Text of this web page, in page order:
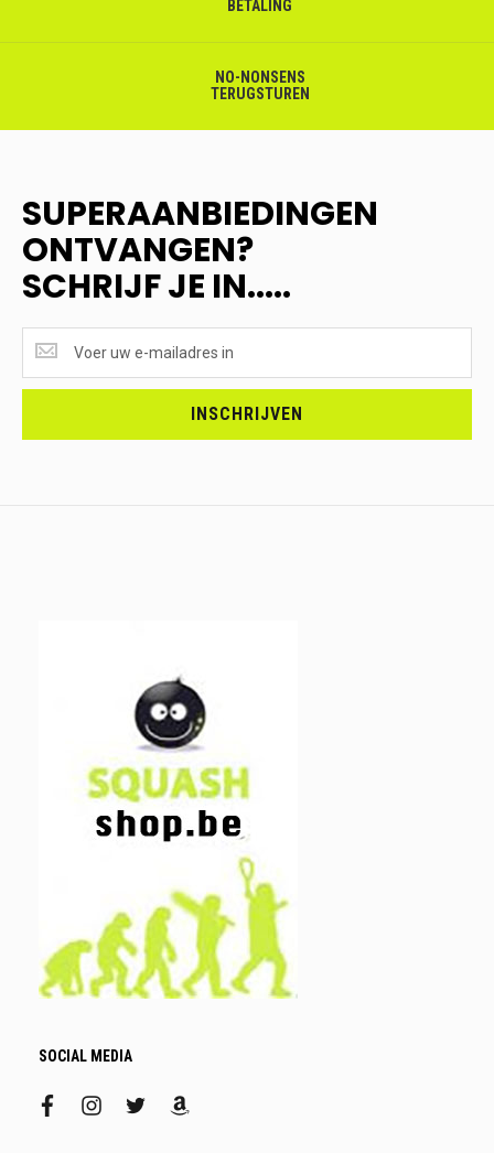
BETALING
NO-NONSENS
TERUGSTUREN
SUPERAANBIEDINGEN
ONTVANGEN?
SCHRIJF JE IN.....
ONTVANGEN?
<br>SCHRIJF
INSCHRIJVEN
SOCIAL MEDIA
facebookinstagram
twitteramazon